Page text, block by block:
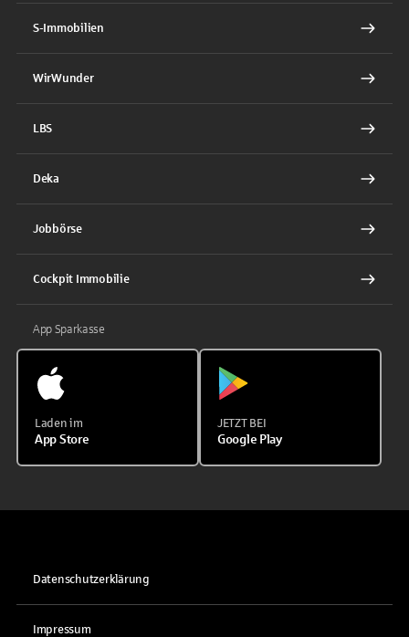
S-Immobilien
WirWunder
LBS
Deka
Jobbörse
Cockpit Immobilie
App Sparkasse
Laden im
App Store
JETZT BEI
Google Play
Datenschutzerklärung
Impressum